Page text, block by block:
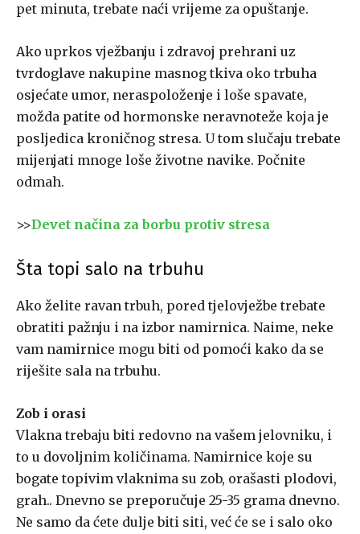
pet minuta, trebate naći vrijeme za opuštanje.
Ako uprkos vježbanju i zdravoj prehrani uz
tvrdoglave nakupine masnog tkiva oko trbuha
osjećate umor, neraspoloženje i loše spavate,
možda patite od hormonske neravnoteže koja je
posljedica kroničnog stresa. U tom slučaju trebate
mijenjati mnoge loše životne navike. Počnite
odmah.
>>Devet načina za borbu protiv stresa
Šta topi salo na trbuhu
Ako želite ravan trbuh, pored tjelovježbe trebate
obratiti pažnju i na izbor namirnica. Naime, neke
vam namirnice mogu biti od pomoći kako da se
riješite sala na trbuhu.
Zob i orasi
Vlakna trebaju biti redovno na vašem jelovniku, i
to u dovoljnim količinama. Namirnice koje su
bogate topivim vlaknima su zob, orašasti plodovi,
grah.. Dnevno se preporučuje 25-35 grama dnevno.
Ne samo da ćete dulje biti siti, već će se i salo oko